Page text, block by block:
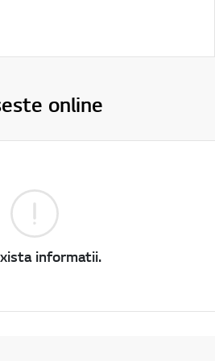
online
informatii.